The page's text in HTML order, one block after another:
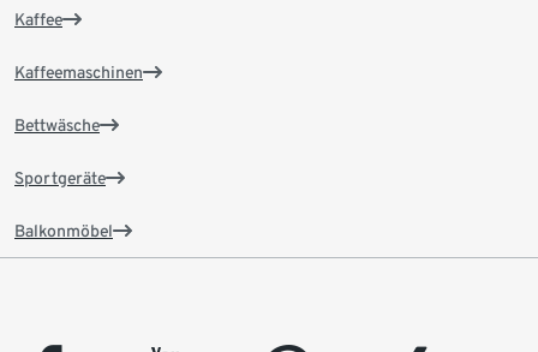
Kaffee
Kaffeemaschinen
Bettwäsche
Sportgeräte
Balkonmöbel